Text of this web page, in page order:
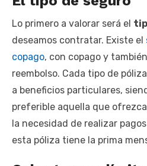
Lo primero a valorar será el
deseamos contratar. Existe el
copago, con copago y
reembolso. Cada tipo de
a beneficios particulares,
preferible aquella que
la necesidad de realizar
esta póliza tiene la prima